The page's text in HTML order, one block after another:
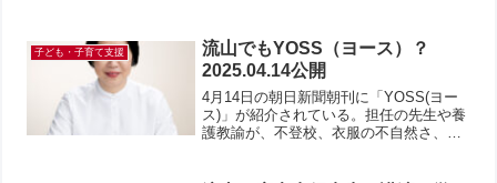
概 要名 称：（仮称）千葉県立流
山地区特別支援学校...
子ども・子育て支援
流山でもYOSS（ヨース）？
2025.04.14公開
4月14日の朝日新聞朝刊に「YOSS(ヨー
ス)」が紹介されている。担任の先生や養
護教諭が、不登校、衣服の不自然さ、家